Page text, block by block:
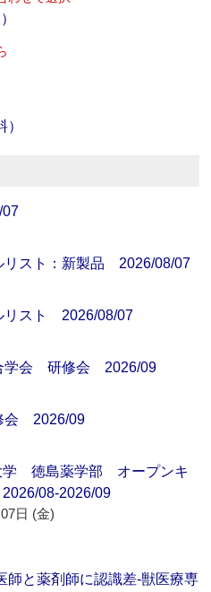
リスト：新製品 2026/08/07
リスト 2026/08/07
学会 研修会 2026/09
会 2026/09
学 徳島薬学部 オープンキ
08-2026/09
日 (金)
師と薬剤師に認識差‐獣医療専